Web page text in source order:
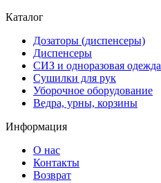
Каталог
Дозаторы (диспенсеры)
Диспенсеры
СИЗ и одноразовая одежда
Сушилки для рук
Уборочное оборудование
Ведра, урны, корзины
Информация
О нас
Контакты
Возврат